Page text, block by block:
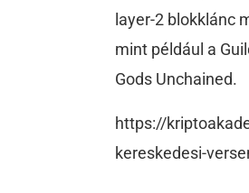
layer-2 blokklánc
mint például a
Gods Unchained.
https://
kereskedesi-